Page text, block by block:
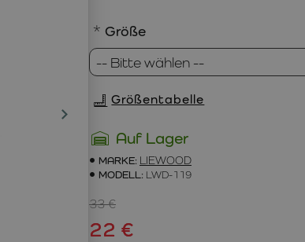
Auf Lager
MARKE: LIEWOOD
MODELL: LWD-119
22 €
33 €
Größe
Größentabelle